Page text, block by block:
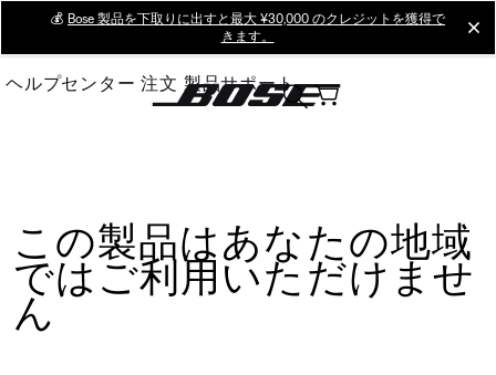
Main
💰 Bose 製品を下取りに出すと最大 ¥30,000 のクレジットを獲得で
きます。
ヘルプセンター 注文 製品サポート
この製品はあなたの地域
ではご利用いただけませ
ん